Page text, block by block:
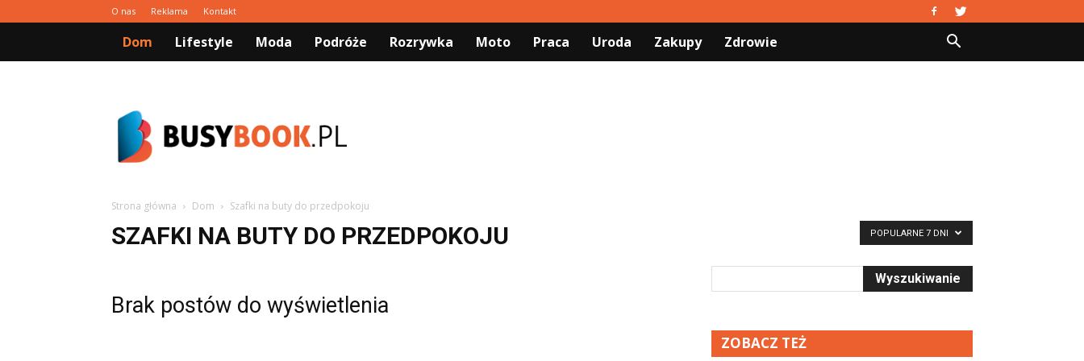
O nas Reklama Kontakt
Dom Lifestyle Moda Podróże Rozrywka Moto Praca Uroda Zakupy Zdrowie
Strona główna Dom Szafki na buty do przedpokoju
SZAFKI NA BUTY DO PRZEDPOKOJU POPULARNE 7 DNI
Brak postów do wyświetlenia
ZOBACZ TEŻ